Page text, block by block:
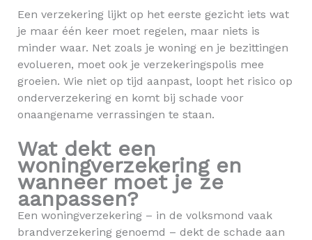
Een verzekering lijkt op het eerste gezicht iets wat
je maar één keer moet regelen, maar niets is
minder waar. Net zoals je woning en je bezittingen
evolueren, moet ook je verzekeringspolis mee
groeien. Wie niet op tijd aanpast, loopt het risico op
onderverzekering en komt bij schade voor
onaangename verrassingen te staan.
Wat dekt een
woningverzekering en
wanneer moet je ze
aanpassen?
Een woningverzekering – in de volksmond vaak
brandverzekering genoemd – dekt de schade aan